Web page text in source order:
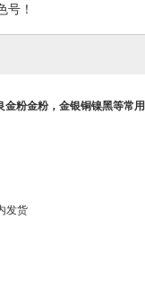
号！
粉金粉，金银铜镍黑等常用
发货